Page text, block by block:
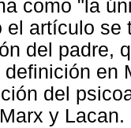
como "la
el artículo se
del padre,
en
del
y Lacan.